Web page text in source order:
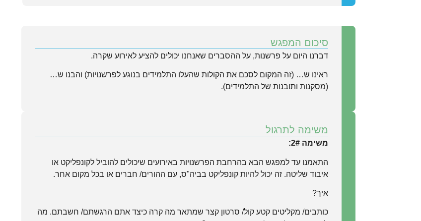
סיכום המפגש
דברנו היום על פרשנות, על ההסברים שאנחנו יכולים להציע לאירוע שקרה.
ראינו ש… (זה המקום לסכם את הקולות שהעלו התלמידים בנוגע לפרשנויות) והבנו ש…
(מסקנות ותובנות של התלמידים).
משימה לתרגול
משימה 2#:
התאמנו עד למפגש הבא בהרחבת הפרשנויות באירועים שיכולים להוביל לקונפליקט או
איבוד שליטה. זה יכול להיות קונפליקט בביה"ס, עם ההורים/ חברים או בכל מקום אחר.
איך?
כותבים/ מקליטים קטע קול/ סרטון קצר שמתאר מה קרה כיצד אתם הרגשתם/ חשבתם. מה